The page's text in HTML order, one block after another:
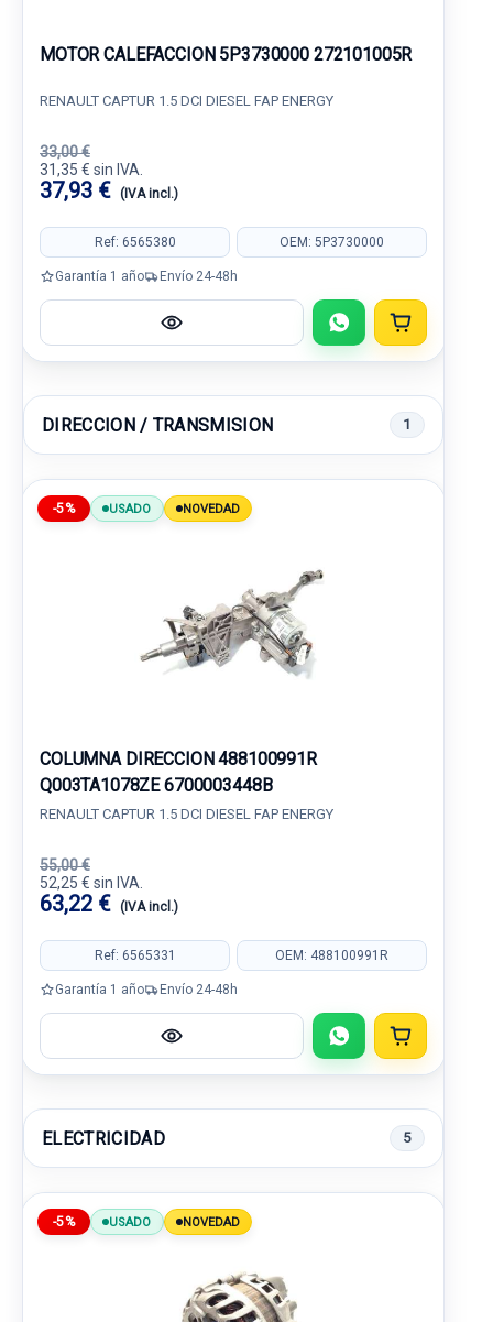
MOTOR CALEFACCION 5P3730000 272101005R
RENAULT CAPTUR 1.5 DCI DIESEL FAP ENERGY
33,00 €
31,35 € sin IVA.
37,93 € (IVA incl.)
Ref: 6565380 OEM: 5P3730000
Garantía 1 año Envío 24-48h
DIRECCION / TRANSMISION 1
-5% USADO NOVEDAD
COLUMNA DIRECCION 488100991R
Q003TA1078ZE 6700003448B
RENAULT CAPTUR 1.5 DCI DIESEL FAP ENERGY
55,00 €
52,25 € sin IVA.
63,22 € (IVA incl.)
Ref: 6565331 OEM: 488100991R
Garantía 1 año Envío 24-48h
ELECTRICIDAD 5
-5% USADO NOVEDAD